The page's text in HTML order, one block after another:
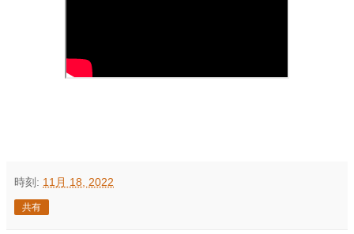
時刻: 11月 18, 2022
共有